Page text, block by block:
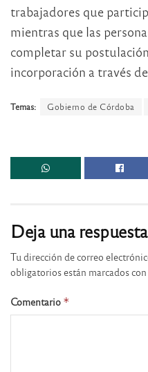
trabajadores que
mientras que las
completar su
incorporación a través
Temas: Gobierno de Córdoba
Deja una respuesta
Tu dirección de correo
obligatorios están marcados con
Comentario *